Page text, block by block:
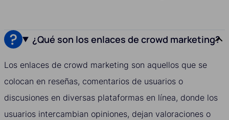
¿Qué son los enlaces de crowd marketing?
Los enlaces de crowd marketing son aquellos que se
colocan en reseñas, comentarios de usuarios o
discusiones en diversas plataformas en línea, donde los
usuarios intercambian opiniones, dejan valoraciones o